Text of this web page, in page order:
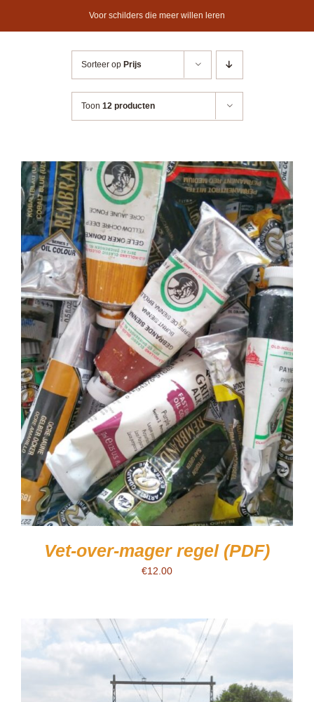
Voor schilders die meer willen leren
Sorteer op Prijs
Toon 12 producten
Vet-over-mager regel (PDF)
€12.00